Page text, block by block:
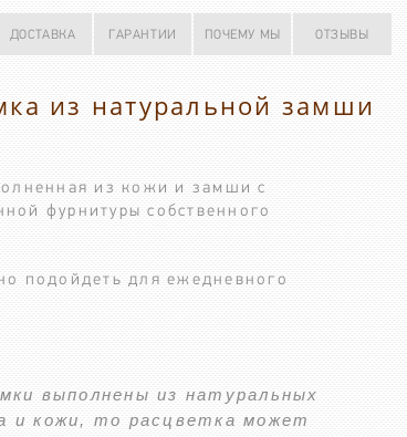
ДОСТАВКА ГАРАНТИИ ПОЧЕМУ МЫ ОТЗЫВЫ
из натуральной замши
из кожи и замши с
фурнитуры собственного
подойдеть для ежедневного
выполнены из натуральных
и кожи, то расцветка может